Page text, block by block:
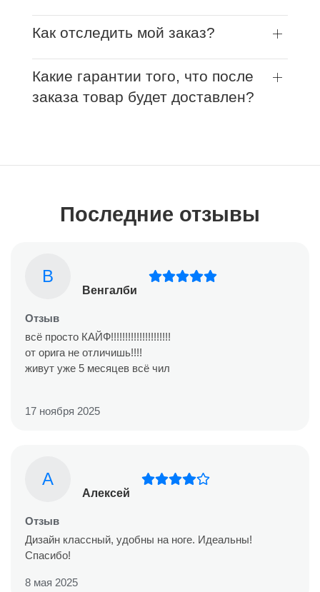
Как отследить мой заказ?
Какие гарантии того, что после
заказа товар будет доставлен?
Последние отзывы
В
Венгалби
Отзыв
всё просто КАЙФ!!!!!!!!!!!!!!!!!!!!!
от орига не отличишь!!!!
живут уже 5 месяцев всё чил
17 ноября 2025
А
Алексей
Отзыв
Дизайн классный, удобны на ноге. Идеальны!
Спасибо!
8 мая 2025